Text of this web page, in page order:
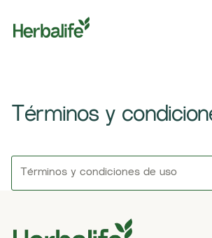
Términos y
Términos y condiciones de uso